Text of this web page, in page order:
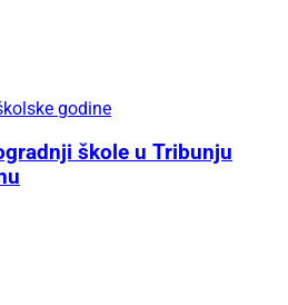
godine
škole u Tribunju